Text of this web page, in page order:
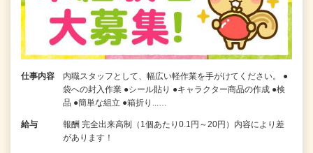
仕事内容
内職スタッフとして、幅広い軽作業を手がけてください。 ●
袋への封入作業 ●シール貼り ●キャラクター商品の作成 ●検
品 ●簡単な組立 ●箱折り...…
給与
報酬 完全出来高制（1個あたり0.1円～20円）内容により差
があります！